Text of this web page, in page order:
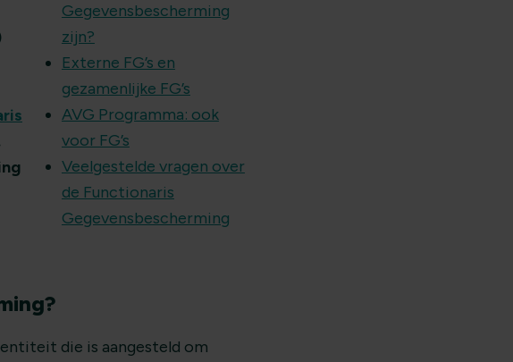
Gegevensbescherming
zijn?
Externe FG’s en
gezamenlijke FG’s
AVG Programma: ook
voor FG’s
Veelgestelde vragen over
de Functionaris
Gegevensbescherming
die is aangesteld om